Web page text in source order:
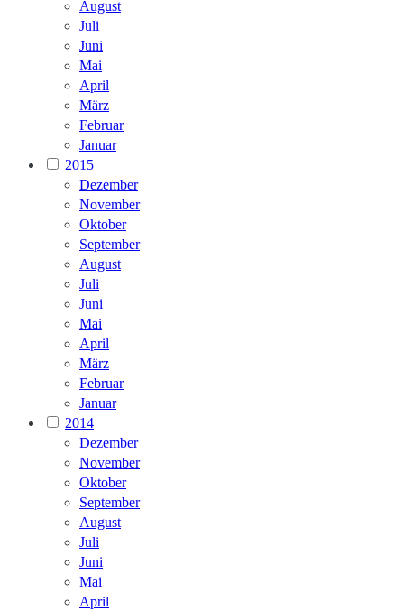
August
Juli
Juni
Mai
April
März
Februar
Januar
2015
Dezember
November
Oktober
September
August
Juli
Juni
Mai
April
März
Februar
Januar
2014
Dezember
November
Oktober
September
August
Juli
Juni
Mai
April